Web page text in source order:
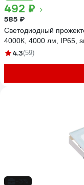
492 ₽
585 ₽
Светодиодный
4000К, 4000 лм, IP65,
4.3(59)